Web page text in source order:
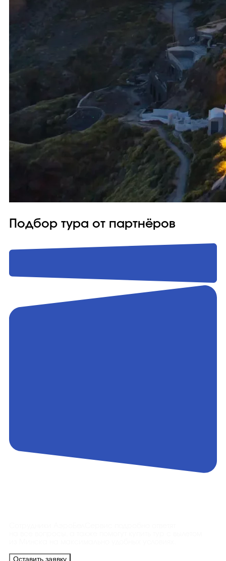
Подбор тура от партнёров
Оставить заявку